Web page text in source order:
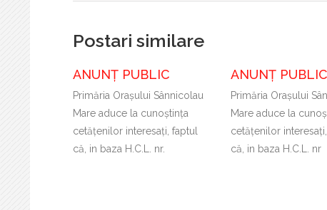
Postari similare
ANUNȚ PUBLIC
Primăria Oraşului Sânnicolau
Mare aduce la cunoştinţa
cetăţenilor interesaţi, faptul
că, in baza H.C.L. nr.
ANUNȚ PUBLIC
Primăria Oraşului
Mare aduce la
cetăţenilor
că, in baza H.C.L. nr